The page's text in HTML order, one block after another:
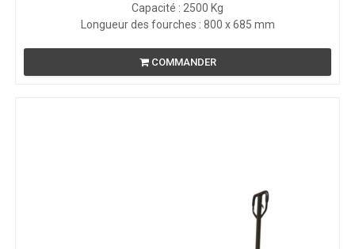
Capacité : 2500 Kg
Longueur des fourches : 800 x 685 mm
COMMANDER